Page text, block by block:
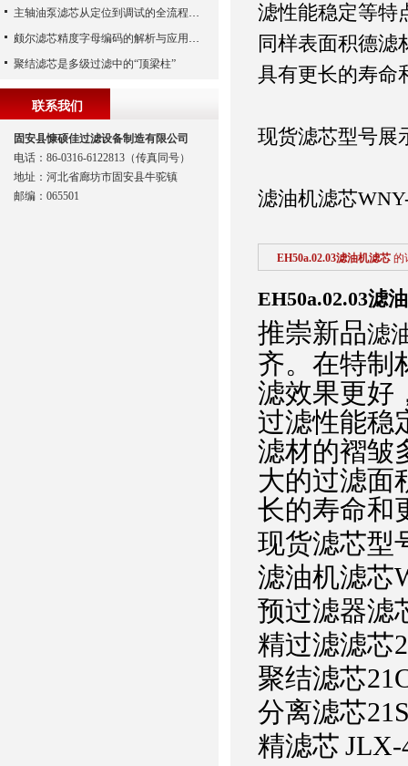
滤性能稳定等特
同样表面积德滤
具有更长的寿命
现货滤芯型号展
滤油机滤芯
EH50a.02.03滤油机滤芯 的
EH50a.02.03滤
推崇新品滤
齐。 在特制
滤效果更好
过滤性能稳
滤材的褶皱
大的过滤面
长的寿命和
现货滤芯型
滤油机滤芯
预过滤器滤
精过滤滤芯
聚结滤芯
分离滤芯
精滤芯 JLX-
主轴油泵滤芯从定位到调试的全流程解析
颇尔滤芯精度字母编码的解析与应用指南
聚结滤芯是多级过滤中的“顶梁柱”
联系我们
固安县慷硕佳过滤设备制造有限公司
电话：86-0316-6122813（传真同号）
地址：河北省廊坊市固安县牛驼镇
邮编：065501